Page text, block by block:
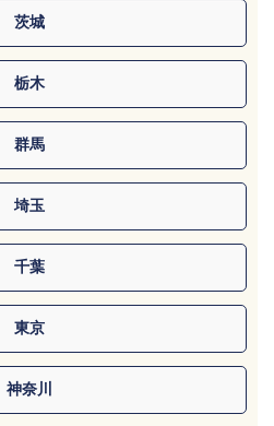
茨城
栃木
群馬
埼玉
千葉
東京
神奈川